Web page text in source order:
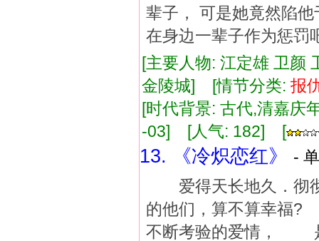
辈子， 可是她竟然陷
在身边一辈子作为惩罚
[主要人物: 江定雄 卫颜
金陵城] [情节分类: 报
[时代背景: 古代,清嘉
-03] [人气: 182] [
13. 《冷炽恋红》
-
爱得天长地久．
的他们，算不算幸
不断考验的爱情，